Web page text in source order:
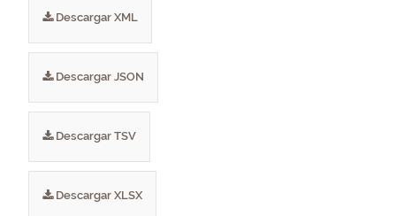
Descargar XML
Descargar JSON
Descargar TSV
Descargar XLSX